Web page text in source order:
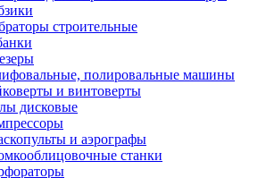
строительные
полировальные машины
и винтоверты
дисковые
и аэрографы
станки